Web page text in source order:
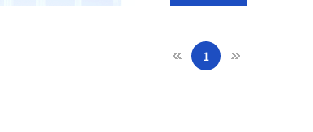
1